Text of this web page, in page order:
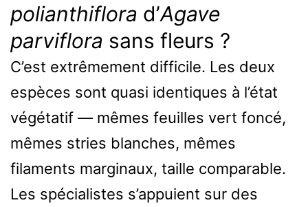
polianthiflora d’Agave
parviflora sans fleurs ?
C’est extrêmement difficile. Les deux
espèces sont quasi identiques à l’état
végétatif — mêmes feuilles vert foncé,
mêmes stries blanches, mêmes
filaments marginaux, taille comparable.
Les spécialistes s’appuient sur des